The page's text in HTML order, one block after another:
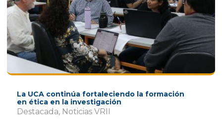
La UCA continúa fortaleciendo la formación
en ética en la investigación
Destacada, Noticias VRII